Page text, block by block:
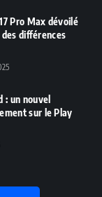
Pro Max dévoilé
différences
: un nouvel
sur le Play